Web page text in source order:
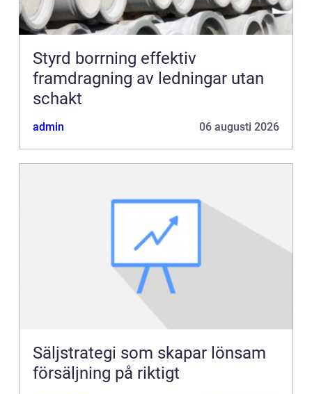
Styrd borrning effektiv
framdragning av ledningar utan
schakt
admin 06 augusti 2026
Säljstrategi som skapar lönsam
försäljning på riktigt